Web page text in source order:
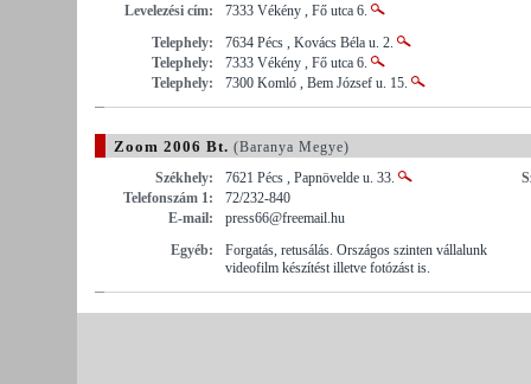
Levelezési cím:
7333 Vékény , Fő utca 6.
Telephely:
7634 Pécs , Kovács Béla u. 2.
Telephely:
7333 Vékény , Fő utca 6.
Telephely:
7300 Komló , Bem József u. 15.
Zoom 2006 Bt. (Baranya Megye)
Székhely:
7621 Pécs , Papnövelde u. 33.
Telefonszám 1:
72/232-840
E-mail:
press66@freemail.hu
Egyéb:
Forgatás, retusálás. Országos szinten vállalunk
videofilm készítést illetve fotózást is.